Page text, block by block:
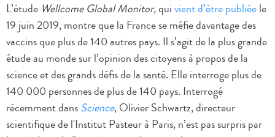
L’étude Wellcome Global Monitor,quivient d’être publiéele
19 juin 2019, montre que la France se méfie davantage des
vaccins que plus de 140 autres pays. Il s’agit de la plus grande
étude au monde sur l’opinion des citoyens à propos de la
science et des grands défis de la santé. Elle interroge plus de
140 000 personnes de plus de 140 pays. Interrogé
récemment dansScience, Olivier Schwartz, directeur
scientifique de l'Institut Pasteur à Paris, n’est pas surpris par